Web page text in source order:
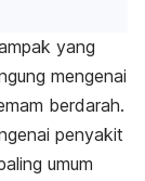
yang
mengenai
berdarah.
penyakit
umum